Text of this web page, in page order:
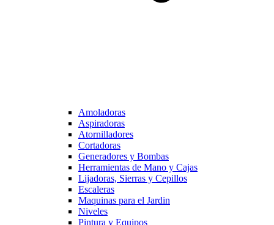
Amoladoras
Aspiradoras
Atornilladores
Cortadoras
Generadores y Bombas
Herramientas de Mano y Cajas
Lijadoras, Sierras y Cepillos
Escaleras
Maquinas para el Jardin
Niveles
Pintura y Equipos